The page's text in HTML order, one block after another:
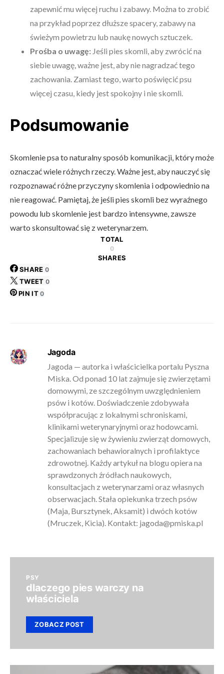
zapewnić mu więcej ruchu i zabawy. Można to zrobić
na przykład poprzez dłuższe spacery, zabawy na
świeżym powietrzu lub naukę nowych sztuczek.
Prośba o uwagę: Jeśli pies skomli, aby zwrócić na
siebie uwagę, ważne jest, aby nie nagradzać tego
zachowania. Zamiast tego, warto poświęcić psu
więcej czasu, kiedy jest spokojny i nie skomli.
Podsumowanie
Skomlenie psa to naturalny sposób komunikacji, który może
oznaczać wiele różnych rzeczy. Ważne jest, aby nauczyć się
rozpoznawać różne przyczyny skomlenia i odpowiednio na
nie reagować. Pamiętaj, że jeśli pies skomli bez wyraźnego
powodu lub skomlenie jest bardzo intensywne, zawsze
warto skonsultować się z weterynarzem.
TOTAL
0
SHARES
SHARE 0
TWEET 0
PIN IT 0
Jagoda
Jagoda — autorka i właścicielka portalu Pyszna
Miska. Od ponad 10 lat zajmuje się zwierzętami
domowymi, ze szczególnym uwzględnieniem
psów i kotów. Doświadczenie zdobywała
współpracując z lokalnymi schroniskami,
klinikami weterynaryjnymi oraz hodowcami.
Specjalizuje się w żywieniu zwierząt domowych,
zachowaniach behawioralnych i profilaktyce
zdrowotnej. Każdy artykuł na blogu opiera na
sprawdzonych źródłach naukowych,
konsultacjach z weterynarzami oraz własnych
obserwacjach. Stała opiekunka trzech psów
(Maja, Bursztynek, Aksamit) i dwóch kotów
(Mruczek, Kicia). Kontakt: jagoda@pmiska.pl
PSY
dlaczego pies warczy na
właściciela
ZOBACZ POST